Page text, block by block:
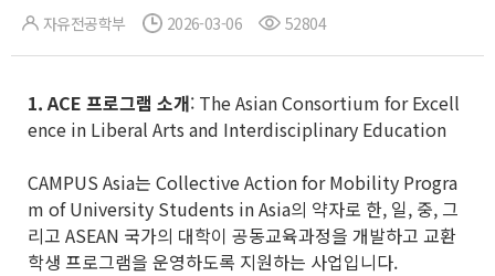
자유전공학부 2026-03-06 52804
1. ACE 프로그램 소개: The Asian Consortium for Excell
ence in Liberal Arts and Interdisciplinary Education
CAMPUS Asia는 Collective Action for Mobility Progra
m of University Students in Asia의 약자로 한, 일, 중, 그
리고 ASEAN 국가의 대학이 공동교육과정을 개발하고 교환
학생 프로그램을 운영하도록 지원하는 사업입니다.